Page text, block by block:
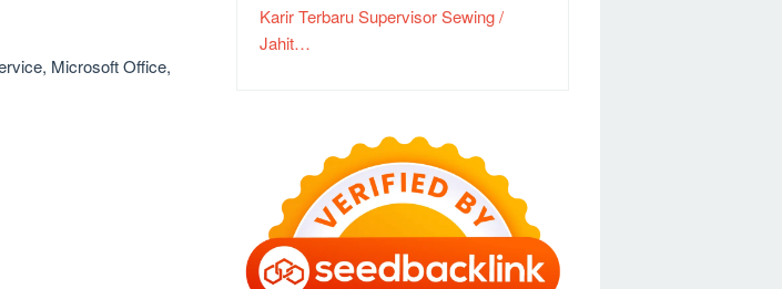
Microsoft Office,
Karir Terbaru Supervisor Sewing /
Jahit…